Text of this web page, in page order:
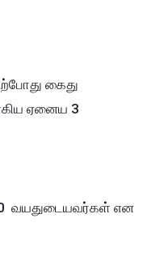
கைது
ஏனைய 3
வயதுடையவர்கள் என